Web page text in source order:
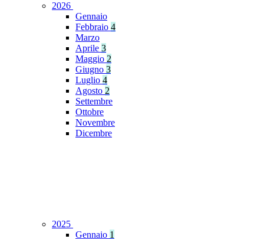
2026
Gennaio
Febbraio 4
Marzo
Aprile 3
Maggio 2
Giugno 3
Luglio 4
Agosto 2
Settembre
Ottobre
Novembre
Dicembre
2025
Gennaio 1